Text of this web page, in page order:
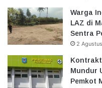
Warga
LAZ di
Sentra
2
Mundur
Pemkot